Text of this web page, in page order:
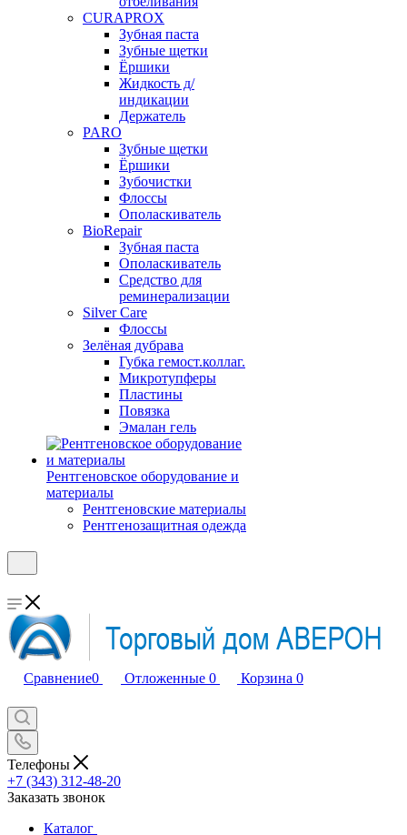
CURAPROX
Зубная паста
Зубные щетки
Ёршики
Жидкость д/
индикации
Держатель
PARO
Зубные щетки
Ёршики
Зубочистки
Флоссы
Ополаскиватель
BioRepair
Зубная паста
Ополаскиватель
Средство для
реминерализации
Silver Care
Флоссы
Зелёная дубрава
Губка гемост.коллаг.
Микротупферы
Пластины
Повязка
Эмалан гель
Рентгеновское оборудование и
материалы
Рентгеновские материалы
Рентгенозащитная одежда
Сравнение0 Отложенные 0 Корзина 0
Телефоны
+7 (343) 312-48-20
Заказать звонок
Каталог